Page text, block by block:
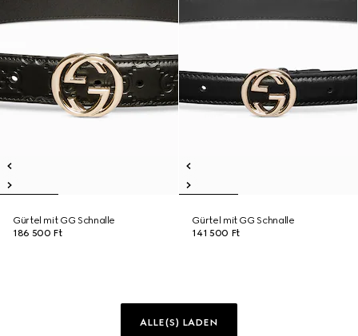
Gürtel mit GG Schnalle
186 500 Ft
Gürtel mit GG Schnalle
141 500 Ft
ALLE(S) LADEN